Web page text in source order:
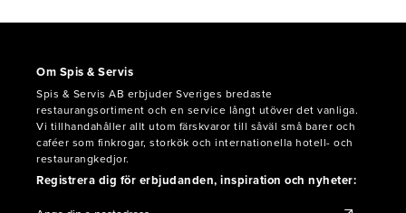
Om Spis & Servis
Spis & Servis AB erbjuder Sveriges bredaste
restaurangsortiment och en service långt utöver det vanliga.
Vi tillhandahåller allt utom färskvaror till såväl små barer och
caféer som finkrogar, storkök och internationella hotell- och
restaurangkedjor.
Registrera dig för erbjudanden, inspiration och nyheter: